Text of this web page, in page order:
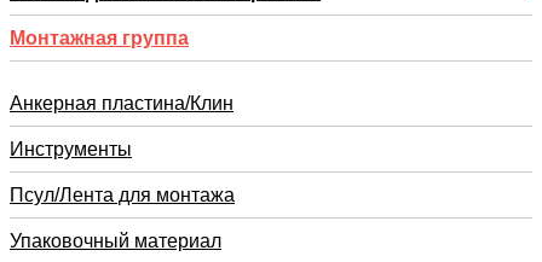
Монтажная группа
Анкерная пластина/Клин
Инструменты
Псул/Лента для монтажа
Упаковочный материал